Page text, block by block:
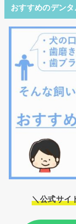
おすすめのデン
＼公式サイ